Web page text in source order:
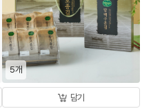
5개
담기